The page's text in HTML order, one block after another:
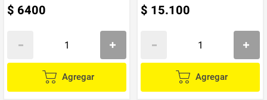
$ 6400
Agregar
$ 15.100
Agregar